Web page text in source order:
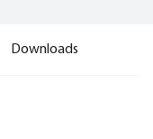
Downloads